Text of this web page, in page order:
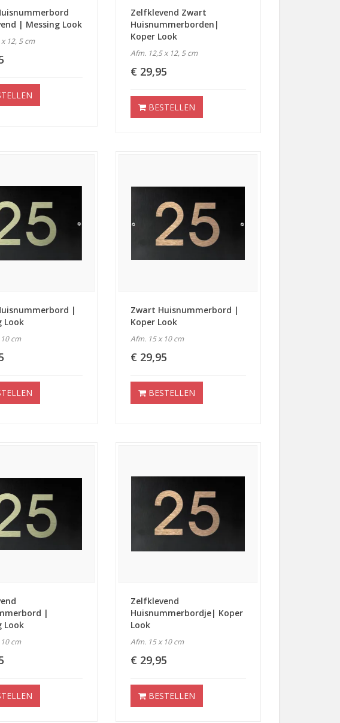
| Messing Look
12, 5 cm
Zelfklevend Zwart
Huisnummerborden|
Koper Look
Afm. 12,5 x 12, 5 cm
€ 29,95
BESTELLEN
|
Look
cm
Zwart Huisnummerbord |
Koper Look
Afm. 15 x 10 cm
€ 29,95
BESTELLEN
|
Look
cm
Zelfklevend
Huisnummerbordje| Koper
Look
Afm. 15 x 10 cm
€ 29,95
BESTELLEN